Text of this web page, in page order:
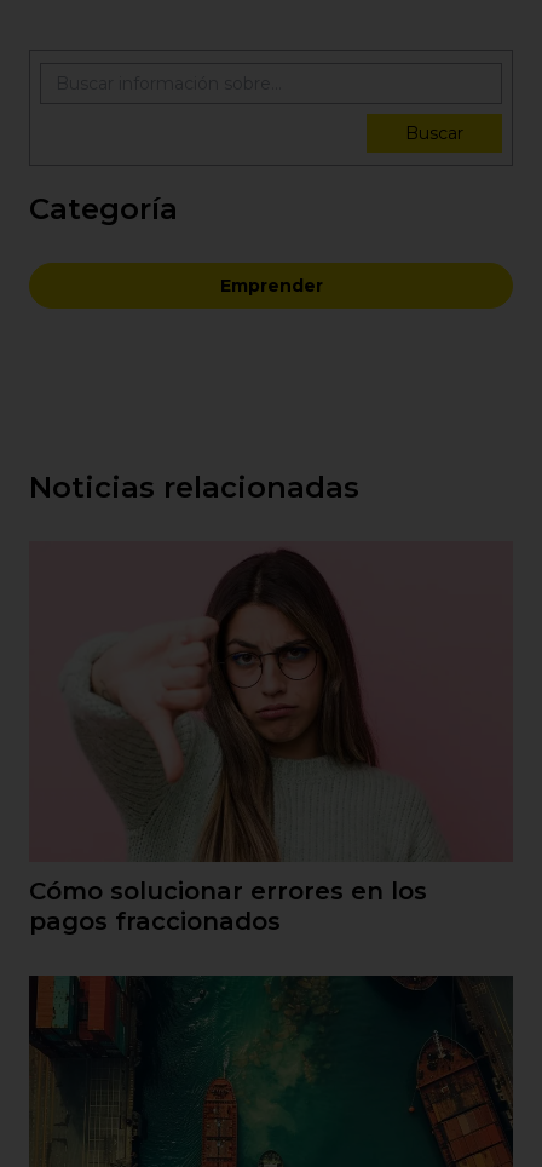
Buscar
Categoría
Emprender
Noticias relacionadas
Cómo solucionar errores en los
pagos fraccionados